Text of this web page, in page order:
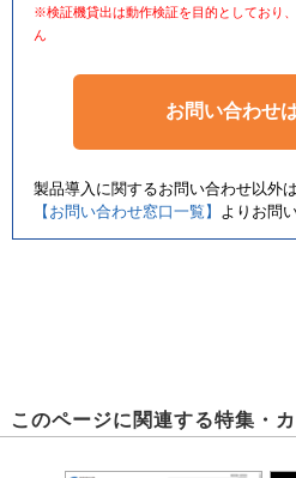
※検証機貸出は動作検証を目的としており
ん
お問い合わせ
製品導入に関するお問い合わせ以外は
【お問い合わせ窓口一覧】 よりお問
このページに関連する特集・